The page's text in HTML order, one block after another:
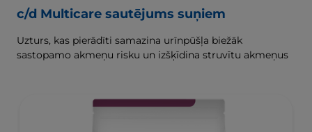
c/d Multicare sautējums suņiem
Uzturs, kas pierādīti samazina urīnpūšļa biežāk
sastopamo akmeņu risku un izšķīdina struvītu akmeņus